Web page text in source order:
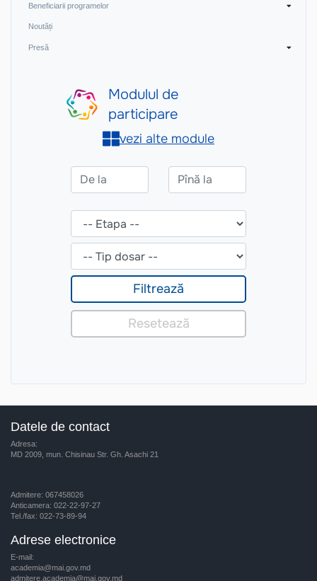
Beneficiarii programelor
Noutăți
Presă
Datele de contact
Adresa:
MD 2009, mun. Chisinau Str. Gh. Asachi 21
Admitere: 067458026
Anticamera: 022-22-97-27
Tel./fax: 022-73-89-94
Adrese electronice
E-mail:
academia@mai.gov.md
admitere.academia@mai.gov.md